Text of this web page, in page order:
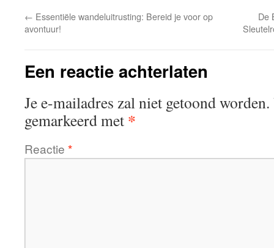
← Essentiële wandeluitrusting: Bereid je voor op
avontuur!
De
Een reactie achterlaten
Je e-mailadres zal niet getoond worden.
gemarkeerd met *
Reactie *